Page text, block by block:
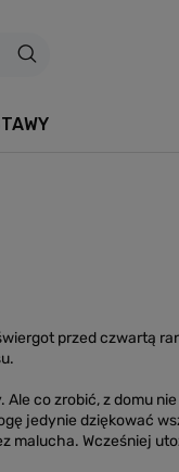
przed czwartą
Ale co zrobić, z domu
jedynie dziękować
malucha. Wcześniej